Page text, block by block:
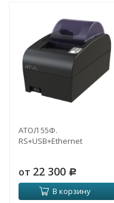
АТОЛ 55Ф.
RS+USB+Ethernet
от 22 300 Р
В корзину